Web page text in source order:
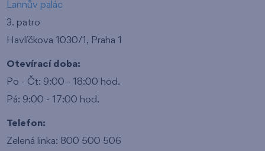
Lannův palác
3. patro
Havlíčkova 1030/1, Praha 1
Otevírací doba:
Po - Čt: 9:00 - 18:00 hod.
Pá: 9:00 - 17:00 hod.
Telefon:
Zelená linka: 800 500 506